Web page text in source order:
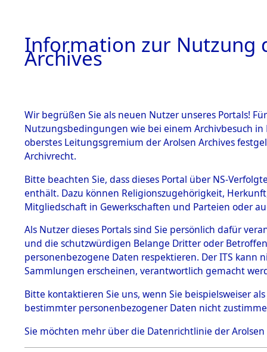
BESTÄNDE
1.
mente
5. Verschiedenes
5.3
Todesmärsche
5.3.1 Alliierte
Erhebungen
zu
Todesmärsch
en
5.3.2
von
Toter aus
Ort ihrer
0001
Information zur Nutzung
Archives
Wir begrüßen Sie als neuen Nutzer unseres Portals!
Nutzungsbedingungen wie bei einem Archivbesuch
oberstes Leitungsgremium der Arolsen Archives
Archivrecht.
Bitte beachten Sie, dass dieses Portal über NS-
enthält. Dazu können Religionszugehörigkeit,
Mitgliedschaft in Gewerkschaften und Parteien oder
Als Nutzer dieses Portals sind Sie persönlich dafür
und die schutzwürdigen Belange Dritter oder
personenbezogene Daten respektieren. Der ITS
Sammlungen erscheinen, verantwortlich gemacht
Bitte kontaktieren Sie uns, wenn Sie beispielsweiser
bestimmter personenbezogener Daten nicht
Sie möchten mehr über die Datenrichtlinie der Arolsen